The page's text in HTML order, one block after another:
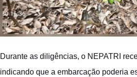
Durante as diligências, o NEPATRI
indicando que a embarcação poderia